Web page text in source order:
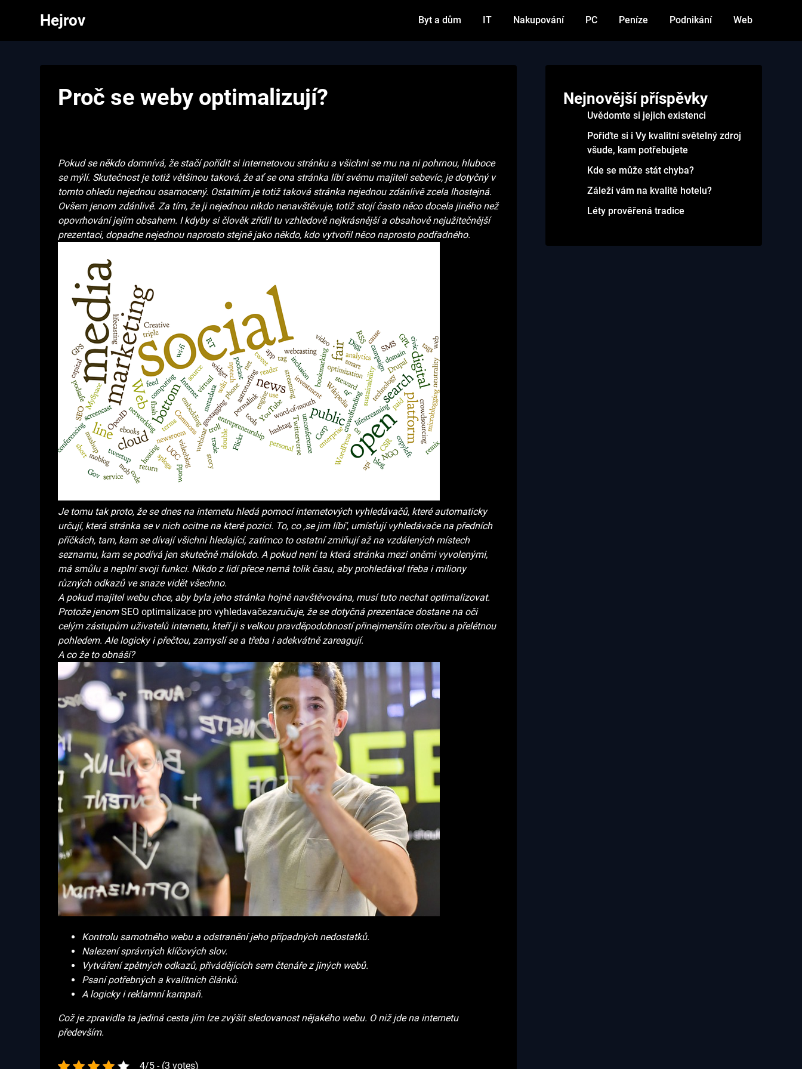
Hejrov Byt a dům IT Nakupování PC Peníze Podnikání Web
Proč se weby optimalizují?
Pokud se někdo domnívá, že stačí pořídit si internetovou stránku a všichni se mu na ni pohrnou, hluboce
se mýlí. Skutečnost je totiž většinou taková, že ať se ona stránka líbí svému majiteli sebevíc, je dotyčný v
tomto ohledu nejednou osamocený. Ostatním je totiž taková stránka nejednou zdánlivě zcela lhostejná.
Ovšem jenom zdánlivě. Za tím, že ji nejednou nikdo nenavštěvuje, totiž stojí často něco docela jiného než
opovrhování jejím obsahem. I kdyby si člověk zřídil tu vzhledově nejkrásnější a obsahově nejužitečnější
prezentaci, dopadne nejednou naprosto stejně jako někdo, kdo vytvořil něco naprosto podřadného.
Je tomu tak proto, že se dnes na internetu hledá pomocí internetových vyhledávačů, které automaticky
určují, která stránka se v nich ocitne na které pozici. To, co ‚se jim líbí‘, umísťují vyhledávače na předních
příčkách, tam, kam se dívají všichni hledající, zatímco to ostatní zmiňují až na vzdálených místech
seznamu, kam se podívá jen skutečně málokdo. A pokud není ta která stránka mezi oněmi vyvolenými,
má smůlu a neplní svoji funkci. Nikdo z lidí přece nemá tolik času, aby prohledával třeba i miliony
různých odkazů ve snaze vidět všechno.
A pokud majitel webu chce, aby byla jeho stránka hojně navštěvována, musí tuto nechat optimalizovat.
Protože jenomSEO optimalizace pro vyhledavačezaručuje, že se dotyčná prezentace dostane na oči
celým zástupům uživatelů internetu, kteří ji s velkou pravděpodobností přinejmenším otevřou a přelétnou
pohledem. Ale logicky i přečtou, zamyslí se a třeba i adekvátně zareagují.
A co že to obnáší?
Kontrolu samotného webu a odstranění jeho případných nedostatků.
Nalezení správných klíčových slov.
Vytváření zpětných odkazů, přivádějících sem čtenáře z jiných webů.
Psaní potřebných a kvalitních článků.
A logicky i reklamní kampaň.
Což je zpravidla ta jediná cesta jím lze zvýšit sledovanost nějakého webu. O niž jde na internetu
především.
4/5 - (3 votes)
Nejnovější příspěvky
Uvědomte si jejich existenci
Pořiďte si i Vy kvalitní světelný zdroj
všude, kam potřebujete
Kde se může stát chyba?
Záleží vám na kvalitě hotelu?
Léty prověřená tradice